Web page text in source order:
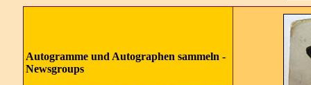
Autogramme und Autographen sammeln -
Newsgroups